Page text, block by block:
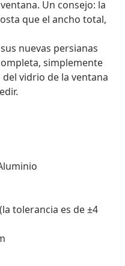
Un consejo: la
que el ancho total,
nuevas persianas
simplemente
vidrio de la ventana
tolerancia es de ±4